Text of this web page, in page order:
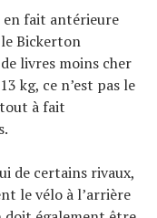
en fait antérieure
Bickerton
livres moins cher
kg, ce n’est pas le
à fait
de certains rivaux,
le vélo à l’arrière